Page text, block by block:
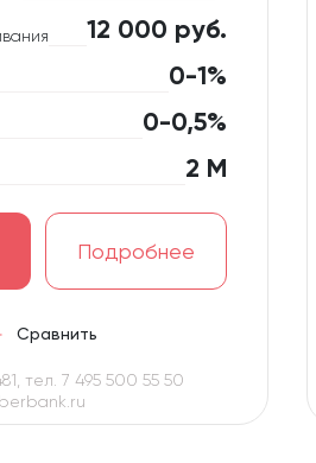
12 000 руб.
0-1%
0-0,5%
2 М
Подробнее
Сравнить
тел. 7 495 500 55 50